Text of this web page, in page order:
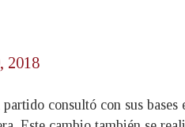
2018
consultó con sus